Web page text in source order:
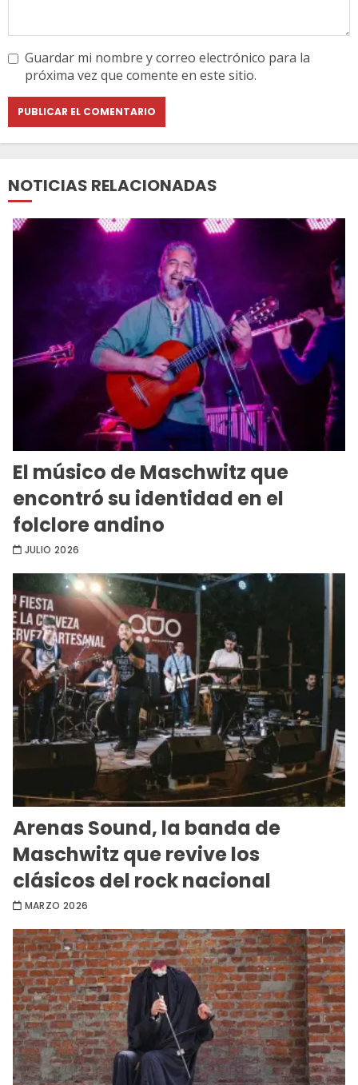
Guardar mi nombre y correo electrónico para la
próxima vez que comente en este sitio.
NOTICIAS RELACIONADAS
El músico de Maschwitz que
encontró su identidad en el
folclore andino
JULIO 2026
Arenas Sound, la banda de
Maschwitz que revive los
clásicos del rock nacional
MARZO 2026